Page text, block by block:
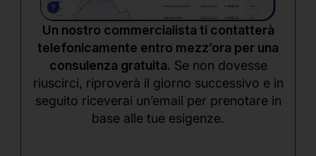
Un nostro commercialista ti contatterà
telefonicamente entro mezz’ora per una
consulenza gratuita. Se non dovesse
riuscirci, riproverà il giorno successivo e in
seguito riceverai un’email per prenotare in
base alle tue esigenze.